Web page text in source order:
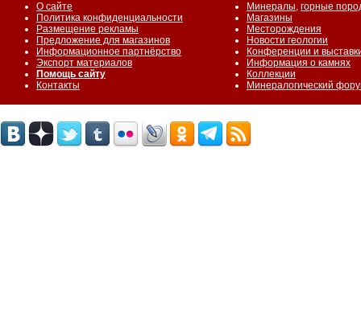
О сайте
Политика конфиденциальности
Размещение рекламы
Предложение для магазинов
Информационное партнёрство
Экспорт материалов
Помощь сайту
Контакты
Минералы, горные
Магазины
Месторождения
Новости геологии
Конференции и
Информация о камнях
Коллекции
Минералогический